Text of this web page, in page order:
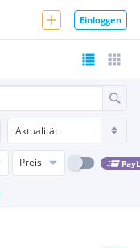
Einloggen
Preis